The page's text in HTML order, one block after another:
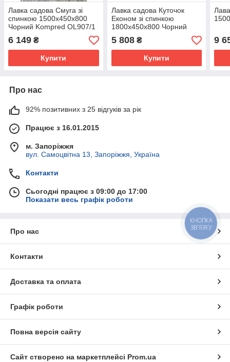
Лавка садова Смуга зі
спинкою 1500х450х800
Чорний Kompred OL907/1
6 149 ₴
Купити
Лавка садова Куточок
Економ зі спинкою
1800х450х800 Чорний
Kompred OL905/2
5 808₴
Купити
9
Про нас
92% позитивних з 25 відгуків за рік
Працює з 16.01.2015
м. Запоріжжя
вул. Самоцвітна 13, Запоріжжя, Україна
Контакти
Сьогодні працює з 09:00 до 17:00
Показати весь графік роботи
Про нас
Контакти
Доставка та оплата
Графік роботи
Повна версія сайту
Сайт створено на маркетплейсі Prom.ua
КНОПКА
ЗВ'ЯЗКУ